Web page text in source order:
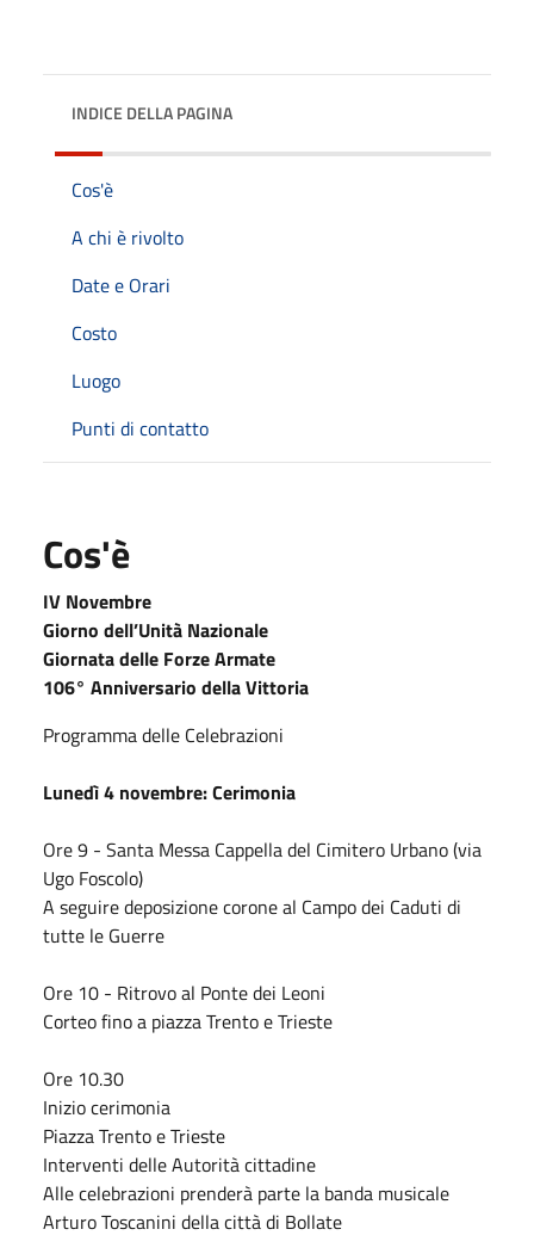
INDICE DELLA PAGINA
Cos'è
A chi è rivolto
Date e Orari
Costo
Luogo
Punti di contatto
Cos'è
IV Novembre
Giorno dell’Unità Nazionale
Giornata delle Forze Armate
106° Anniversario della Vittoria
Programma delle Celebrazioni
Lunedì 4 novembre: Cerimonia
Ore 9 - Santa Messa Cappella del Cimitero Urbano (via
Ugo Foscolo)
A seguire deposizione corone al Campo dei Caduti di
tutte le Guerre
Ore 10 - Ritrovo al Ponte dei Leoni
Corteo fino a piazza Trento e Trieste
Ore 10.30
Inizio cerimonia
Piazza Trento e Trieste
Interventi delle Autorità cittadine
Alle celebrazioni prenderà parte la banda musicale
Arturo Toscanini della città di Bollate